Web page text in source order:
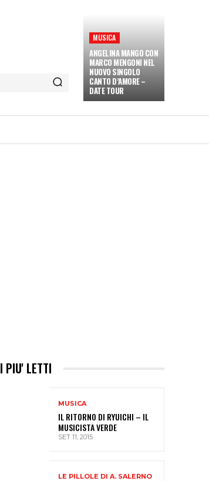
MUSICA
ANGELINA MANGO CON
MARCO MENGONI NEL
NUOVO SINGOLO
CANTO D’AMORE –
DATE TOUR
I PIU' LETTI
MUSICA
IL RITORNO DI RYUICHI – IL
MUSICISTA VERDE
SET 11, 2015
LE PILLOLE DI A. SALERNO